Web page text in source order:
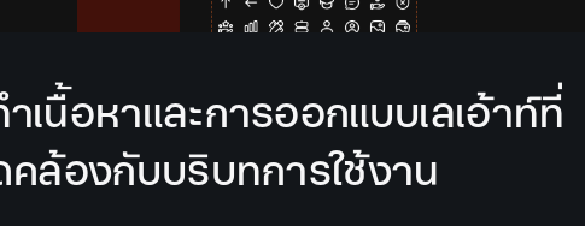
เนื้อหาและการออกแบบเลเอ้าท์ที่
ล้องกับบริบทการใช้งาน